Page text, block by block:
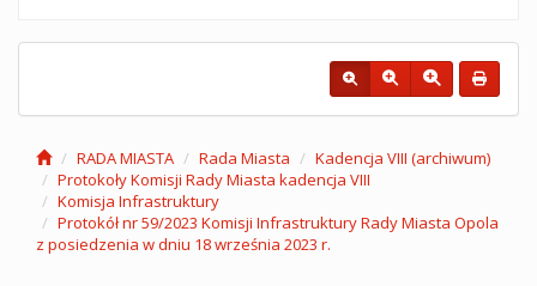
RADA MIASTA Rada Miasta
Kadencja VIII (archiwum)
Protokoły Komisji Rady Miasta kadencja VIII
Komisja Infrastruktury
Protokół nr 59/2023 Komisji Infrastruktury Rady Miasta Opola
z posiedzenia w dniu 18 września 2023 r.